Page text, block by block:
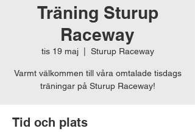
Träning Sturup
Raceway
tis 19 maj
  |
Sturup Raceway
Varmt välkommen till våra omtalade tisdags
träningar på Sturup Raceway!
Tid och plats